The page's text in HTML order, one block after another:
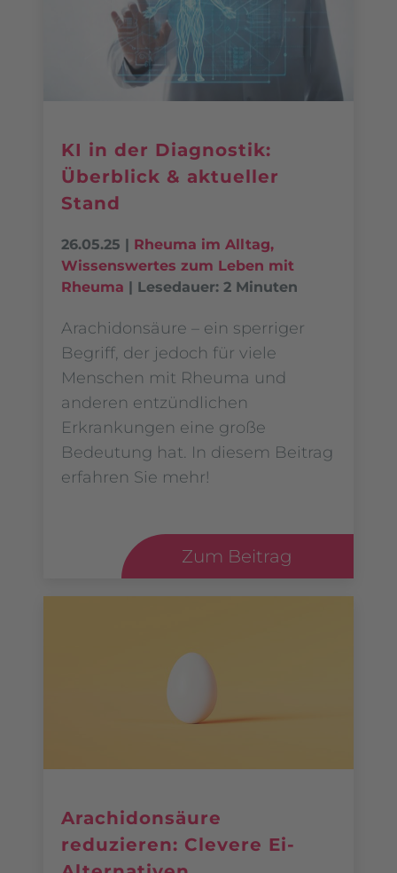
KI in der Diagnostik:
Überblick & aktueller
Stand
26.05.25 Rheuma im Alltag,
Wissenswertes zum Leben mit
Rheuma
Lesedauer: 2 Minuten
Arachidonsäure – ein sperriger
Begriff, der jedoch für viele
Menschen mit Rheuma und
anderen entzündlichen
Erkrankungen eine große
Bedeutung hat. In diesem Beitrag
erfahren Sie mehr!
Zum Beitrag
Arachidonsäure
reduzieren: Clevere Ei-